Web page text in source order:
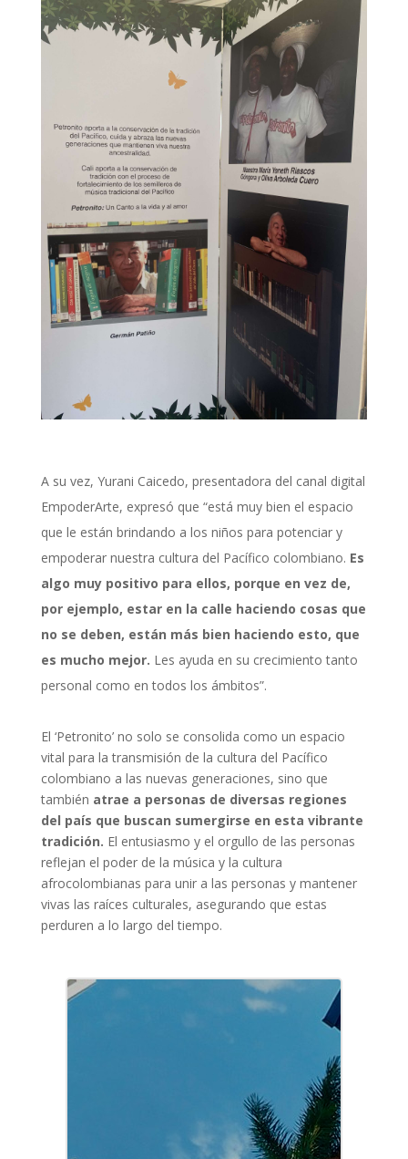
A su vez, Yurani Caicedo, presentadora del canal digital
EmpoderArte, expresó que “está muy bien el espacio
que le están brindando a los niños para potenciar y
empoderar nuestra cultura del Pacífico colombiano. Es
algo muy positivo para ellos, porque en vez de,
por ejemplo, estar en la calle haciendo cosas que
no se deben, están más bien haciendo esto, que
es mucho mejor. Les ayuda en su crecimiento tanto
personal como en todos los ámbitos”.
El ‘Petronito’ no solo se consolida como un espacio
vital para la transmisión de la cultura del Pacífico
colombiano a las nuevas generaciones, sino que
también atrae a personas de diversas regiones
del país que buscan sumergirse en esta vibrante
tradición. El entusiasmo y el orgullo de las personas
reflejan el poder de la música y la cultura
afrocolombianas para unir a las personas y mantener
vivas las raíces culturales, asegurando que estas
perduren a lo largo del tiempo.